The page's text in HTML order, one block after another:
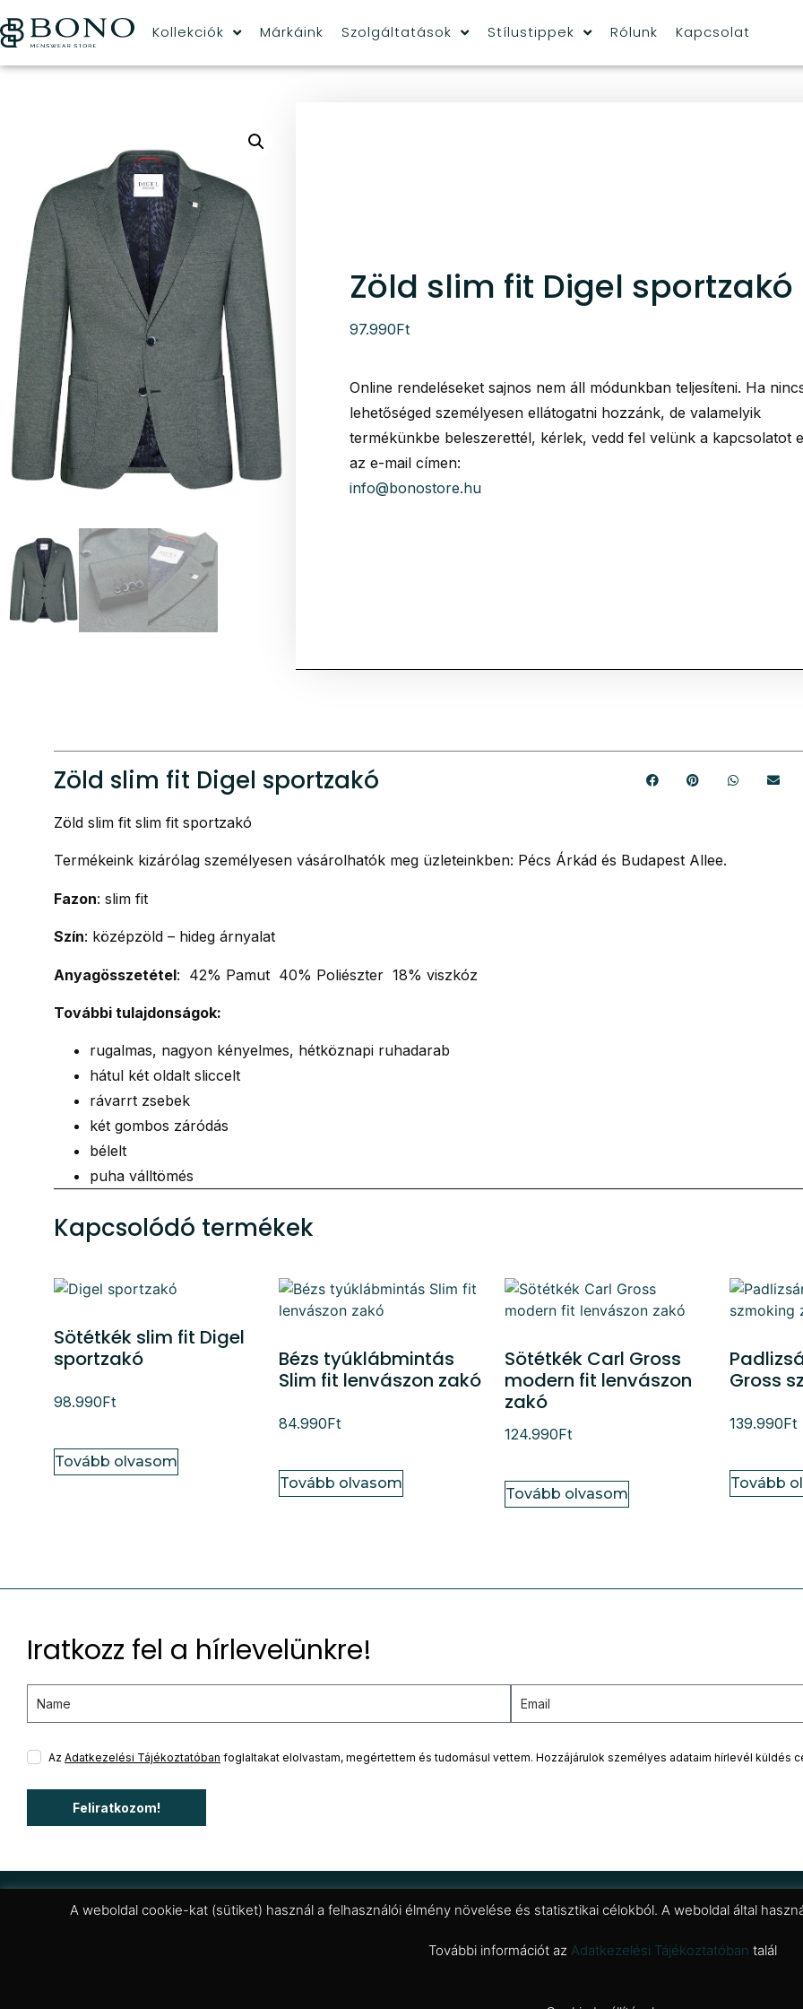
Kollekciók Márkáink Szolgáltatások Stílustippek Rólunk Kapcsolat
Zöld slim fit Digel sportzakó
97.990Ft
Online rendeléseket sajnos nem áll módunkban teljesíteni. Ha
lehetőséged személyesen ellátogatni hozzánk, de valamelyik
termékünkbe beleszerettél, kérlek, vedd fel velünk a kapcsolatot
az e-mail címen:
info@bonostore.hu
Zöld slim fit Digel sportzakó
Zöld slim fit slim fit sportzakó
Termékeink kizárólag személyesen vásárolhatók meg üzleteinkben: Pécs Árkád és Budapest Allee.
Fazon: slim fit
Szín: középzöld – hideg árnyalat
Anyagösszetétel: 42% Pamut 40% Poliészter 18% viszkóz
További tulajdonságok:
rugalmas, nagyon kényelmes, hétköznapi ruhadarab
hátul két oldalt sliccelt
rávarrt zsebek
két gombos záródás
bélelt
puha válltömés
Kapcsolódó termékek
Sötétkék slim fit Digel
sportzakó
98.990Ft
Tovább olvasom
Bézs tyúklábmintás
Slim fit lenvászon zakó
84.990Ft
Tovább olvasom
Sötétkék Carl Gross
modern fit lenvászon
zakó
124.990Ft
Tovább olvasom
Gross
139.990Ft
Tovább
Iratkozz fel a hírlevelünkre!
Az Adatkezelési Tájékoztatóban foglaltakat elolvastam, megértettem és tudomásul vettem. Hozzájárulok személyes adataim hírlevél küldés
Feliratkozom!
A weboldal cookie-kat (sütiket) használ a felhasználói élmény növelése és statisztikai célokból. A weboldal által
További információt az Adatkezelési Tájékoztatóban talál